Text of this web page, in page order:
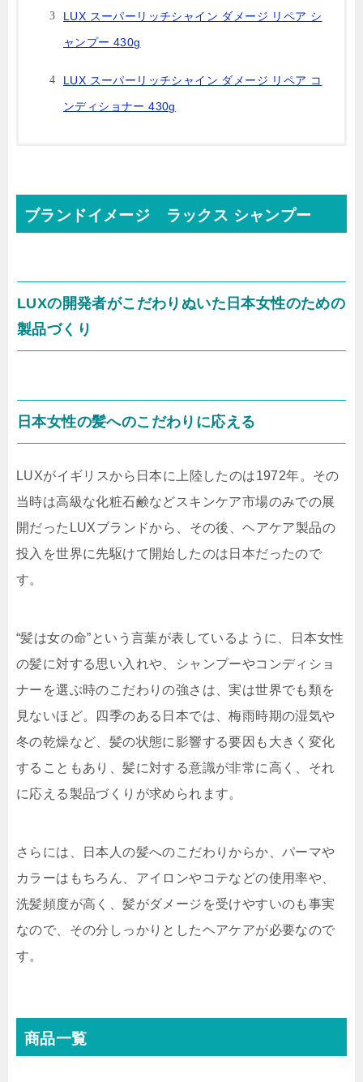
LUX スーパーリッチシャイン ダメージ リペア シ
ャンプー 430g
LUX スーパーリッチシャイン ダメージ リペア コ
ンディショナー 430g
ブランドイメージ ラックス シャンプー
LUXの開発者がこだわりぬいた日本女性のための
製品づくり
日本女性の髪へのこだわりに応える
LUXがイギリスから日本に上陸したのは1972年。その
当時は高級な化粧石鹸などスキンケア市場のみでの展
開だったLUXブランドから、その後、ヘアケア製品の
投入を世界に先駆けて開始したのは日本だったので
す。
“髪は女の命”という言葉が表しているように、日本女性
の髪に対する思い入れや、シャンプーやコンディショ
ナーを選ぶ時のこだわりの強さは、実は世界でも類を
見ないほど。四季のある日本では、梅雨時期の湿気や
冬の乾燥など、髪の状態に影響する要因も大きく変化
することもあり、髪に対する意識が非常に高く、それ
に応える製品づくりが求められます。
さらには、日本人の髪へのこだわりからか、パーマや
カラーはもちろん、アイロンやコテなどの使用率や、
洗髪頻度が高く、髪がダメージを受けやすいのも事実
なので、その分しっかりとしたヘアケアが必要なので
す。
商品一覧